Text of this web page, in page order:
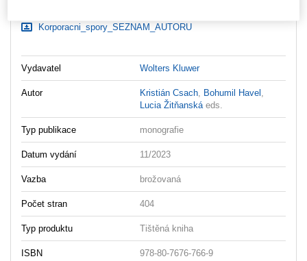
Korporacni_spory_SEZNAM_AUTORU
Vydavatel Wolters Kluwer
Autor Kristián Csach Bohumil Havel
Lucia Žitňanská eds.
Typ publikace monografie
Datum vydání 11/2023
Vazba brožovaná
Počet stran 404
Typ produktu Tištěná kniha
ISBN 978-80-7676-766-9